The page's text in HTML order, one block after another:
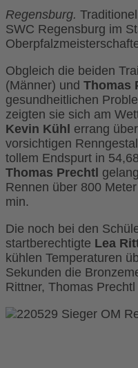
Regensburg.
SWC Regensburg im
Obgleich die beiden
(Männer) und Thomas
gesundheitlichen
zeigten sie sich am
Kevin Kühl errang
vorsichtigen
tollem Endspurt in
Thomas Prechtl
Rennen über 800
min.
Die noch bei den
startberechtigte Lea
kühlen Temperaturen
Sekunden die
Rittner, Thomas